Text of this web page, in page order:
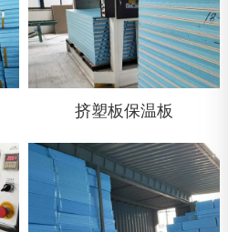
挤塑板保温板